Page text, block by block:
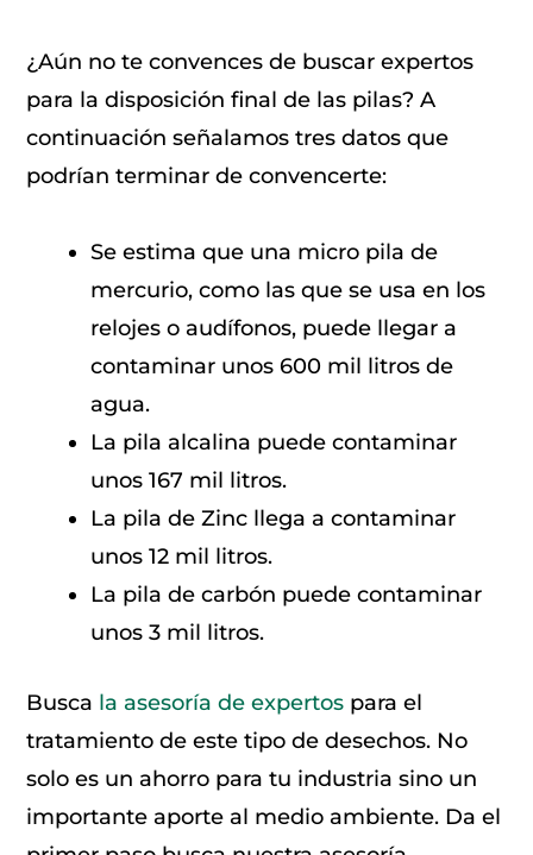
¿Aún no te convences de buscar expertos
para la disposición final de las pilas? A
continuación señalamos tres datos que
podrían terminar de convencerte:
Se estima que una micro pila de
mercurio, como las que se usa en los
relojes o audífonos, puede llegar a
contaminar unos 600 mil litros de
agua.
La pila alcalina puede contaminar
unos 167 mil litros.
La pila de Zinc llega a contaminar
unos 12 mil litros.
La pila de carbón puede contaminar
unos 3 mil litros.
Busca la asesoría de expertos para el
tratamiento de este tipo de desechos. No
solo es un ahorro para tu industria sino un
importante aporte al medio ambiente. Da el